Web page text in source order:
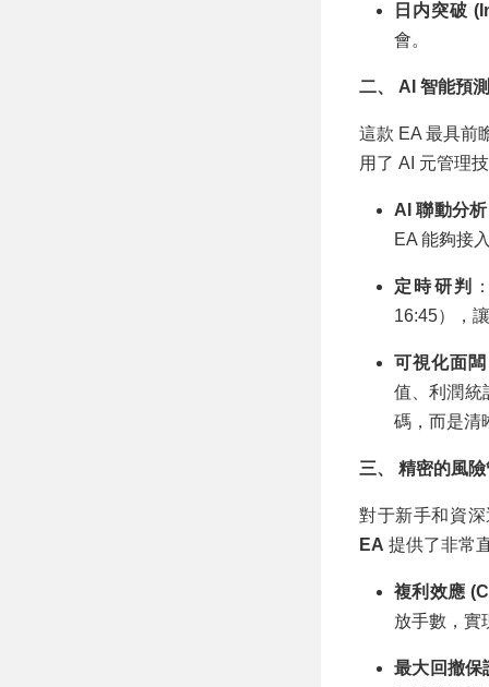
日内突破
會。
二、 AI 智能預
這款 EA 最具前
用了 AI 元管理
AI 聯動分析
EA 能夠接
定時研判
16:45），
可視化面闆
值、利潤統
碼，而是清
三、 精密的風
對于新手和資
EA 提供了非常
複利效應
放手數，實
最大回撤保